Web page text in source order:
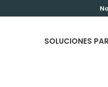
SOLUCIONES